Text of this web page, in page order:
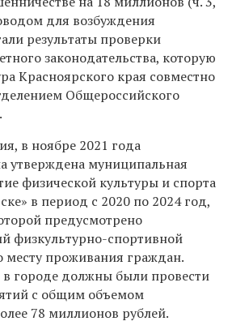
для возбуждения
результаты проверки
законодательства, которую
Красноярского края совместно
Общероссийского
в ноябре 2021 года
утверждена муниципальная
физической культуры и спорта
в период с 2020 по 2024 год,
предусмотрено
физкультурно-спортивной
месту проживания граждан.
в городе должны были провести
с общим объемом
78 миллионов рублей.